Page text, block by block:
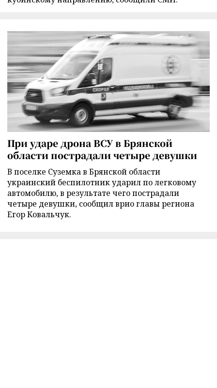
При ударе дрона ВСУ в Брянской
области пострадали четыре девушки
В поселке Суземка в Брянской области
украинский беспилотник ударил по легковому
автомобилю, в результате чего пострадали
четыре девушки, сообщил врио главы региона
Егор Ковальчук.